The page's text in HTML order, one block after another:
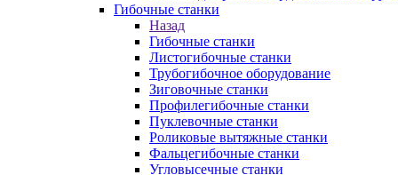
Гибочные станки
Назад
Гибочные станки
Листогибочные станки
Трубогибочное оборудование
Зиговочные станки
Профилегибочные станки
Пуклевочные станки
Роликовые вытяжные станки
Фальцегибочные станки
Угловысечные станки